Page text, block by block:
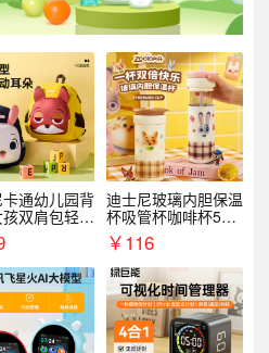
通幼儿园背
双肩包轻便
包B20107
迪士尼玻璃内胆保温
杯吸管杯咖啡杯530
MLH15135
￥116